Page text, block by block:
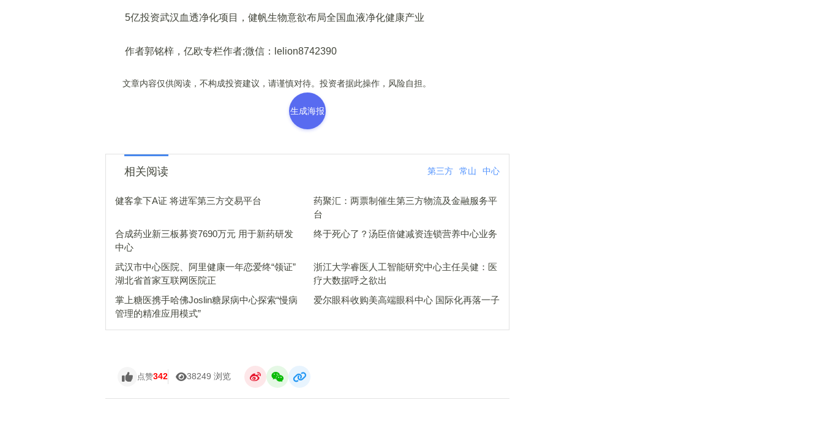
5亿投资武汉血透净化项目，健帆生物意欲布局全国血液净化健康产业
作者郭铭梓，亿欧专栏作者;微信：lelion8742390
文章内容仅供阅读，不构成投资建议，请谨慎对待。投资者据此操作，风险自担。
生成海报
相关阅读 第三方 常山 中心
健客拿下A证 将进军第三方交易平台
药聚汇：两票制催生第三方物流及金融服务平
台
合成药业新三板募资7690万元 用于新药研发
中心
终于死心了？汤臣倍健减资连锁营养中心业务
武汉市中心医院、阿里健康一年恋爱终“领证”
湖北省首家互联网医院正
浙江大学睿医人工智能研究中心主任吴健：医
疗大数据呼之欲出
掌上糖医携手哈佛Joslin糖尿病中心探索“慢病
管理的精准应用模式”
爱尔眼科收购美高端眼科中心 国际化再落一子
点赞342 38249 浏览